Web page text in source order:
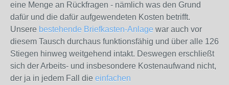
eine Menge an Rückfragen - nämlich was den Grund
dafür und die dafür aufgewendeten Kosten betrifft.
Unsere bestehende Briefkasten-Anlage war auch vor
diesem Tausch durchaus funktionsfähig und über alle 126
Stiegen hinweg weitgehend intakt. Deswegen erschließt
sich der Arbeits- und insbesondere Kostenaufwand nicht,
der ja in jedem Fall die einfachen